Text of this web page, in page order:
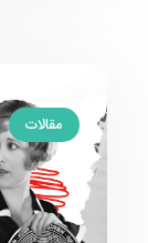
مقالات